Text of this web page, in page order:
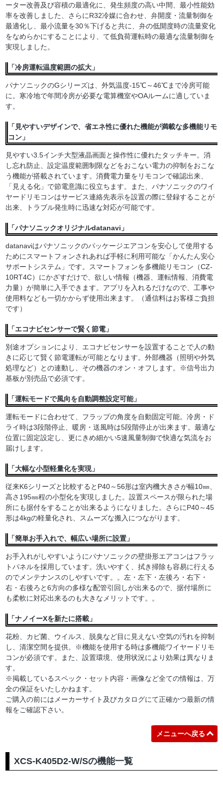
ーター改善及び容積の最適化に、発生頻度の高い中間、最小性能効
率を改善しました、さらにR32冷媒に合わせ、弁開度・流量制御を
最適化し、最小流量を30％下げると共に、弁の低開度時の流量変化
をなめらかにすることにより、て低負荷運転時の最適な流量制御を
実現しました。
「冷房運転温度範囲の拡大」
パナソニックのGシリーズは、外気温度-15℃～46℃まで冷房可能
に。寒冷地で年間冷房が必要な電算機室やOAルームに適していま
す。
「見やすいデザインで、省エネ性に優れた機能が満載な多機能リモ
コン」
見やすい3.5インチ大型液晶画面と操作性に優れたタッチキー。消
し忘れ防止、設定温度範囲制限などをおこない電力の抑制をおこな
う機能が搭載されています。消費電力量をリモコンで確認出来、
「見える化」で節電意識に役立ちます。また、パナソニックのワイ
ヤードリモコンはサービス連絡先表示を設置の際に登録することが
出来、トラブル発生時に迅速な対応が可能です。
「パナソニックオリジナルdatanavi」
datanaviはパナソニックのパッケージエアコンを安心して使用する
ためにスマートフォンされあれば手軽に利用可能な「かんたん安心
サポートシステム」です。スマートフォンを多機能リモコン（CZ-
10RT4C）にかざすだけで、欲しい情報（機器、運転情報、消費電
力量）が簡単に入手できます。アプリを入れるだけなので、工事や
使用料なども一切かからず使用出来ます。（通信料はお客様ご負担
です）
「エコナビセンサーで賢く節電」
別途オプションにより、エコナビセンサーを設置することで人の動
きに応じて賢く節電運転が可能となります。外部機器（照明や外気
処理など）との連動し、その機器のオン・オフします。※信号出力
基板が別売品で必須です。
「運転モードで風向を自動調整設定可能」
運転モードに合わせて、フラップの角度を自動固定可能。冷房・ド
ライ時は3段階停止、暖房・送風時は5段階停止が出来ます。最適な
位置に固定設定し、更にきめ細かい5速風量制御で快適な気流をお
届けします。
「大幅な小型軽量化を実現」
従来K6シリーズと比較するとP40～56形は室内機大きさが幅10㎜、
高さ195㎜程の小型化を実現しました。設置スペースが限られた場
所にも据付をすることが出来るようになりました。さらにP40～45
形は4kgの軽量化され、スムーズな搬入につながります。
「簡単お手入れで、幅広い場所に設置」
お手入れがしやすいようにパナソニックの壁掛形エアコンはフラッ
トパネルを採用しています。洗いやすく、拭き掃除も容易に行える
のでメンテナンスのしやすいです。。左・左下・左後ろ・右下・
右・右後ろと6方向の多様な配管引回しが出来るので、据付場所に
も柔軟に対応出来るのも大きなメリットです。。
「ナノイーXを新たに搭載」
花粉、カビ菌、ウイルス、脱臭など目に見えない空気の汚れを抑制
し、清潔空間を提供。※機能を使用する時は多機能ワイヤードリモ
コンが必須です。また、設置環境、使用状況により効果は異なりま
す。
※掲載しているスペック・セット内容・画像など全ての情報は、万
全の保証をいたしかねます。
ご購入の前にはメーカーサイト及びカタログにて正確かつ最新の情
報をご確認下さい。
メニューへ戻る
XCS-K405D2-W/Sの機能一覧